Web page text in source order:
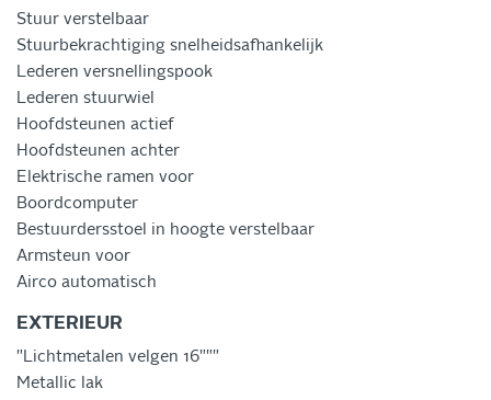
Stuur verstelbaar
Stuurbekrachtiging snelheidsafhankelijk
Lederen versnellingspook
Lederen stuurwiel
Hoofdsteunen actief
Hoofdsteunen achter
Elektrische ramen voor
Boordcomputer
Bestuurdersstoel in hoogte verstelbaar
Armsteun voor
Airco automatisch
EXTERIEUR
"Lichtmetalen velgen 16"""
Metallic lak